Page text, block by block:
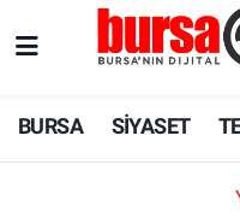
BURSA SİYASET